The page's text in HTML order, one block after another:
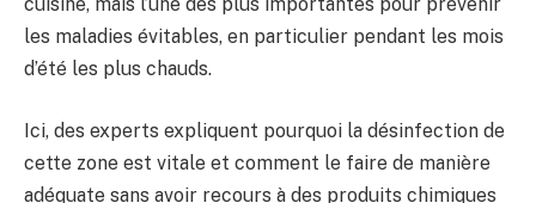
les maladies évitables, en particulier pendant les mois
d’été les plus chauds.
Ici, des experts expliquent pourquoi la désinfection de
cette zone est vitale et comment le faire de manière
adéquate sans avoir recours à des produits chimiques